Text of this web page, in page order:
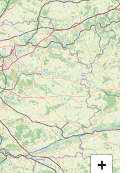
+